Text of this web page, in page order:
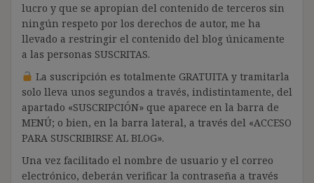
lucro y que se apropian del contenido de terceros sin
ningún respeto por los derechos de autor, me ha
llevado a restringir el contenido del blog únicamente
a las personas SUSCRITAS.
La suscripción es totalmente GRATUITA y tramitarla
solo lleva unos segundos a través, indistintamente, del
apartado «SUSCRIPCIÓN» que aparece en la barra de
MENÚ; o bien, en la barra lateral, a través del «ACCESO
PARA SUSCRIBIRSE AL BLOG».
Una vez facilitado el nombre de usuario y el correo
electrónico, deberán verificar la contraseña a través